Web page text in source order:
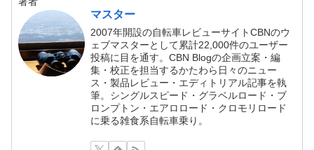
マスター
2007年開設の自転車レビューサイトCBNのウ
ェブマスターとして累計22,000件のユーザー
投稿に目を通す。CBN Blogの企画立案・編
集・校正を担当するかたわら日々のニュー
ス・製品レビュー・エディトリアル記事を執
筆。シングルスピード・グラベルロード・ブ
ロンプトン・エアロロード・クロモリロード
に乗る雑食系自転車乗り。